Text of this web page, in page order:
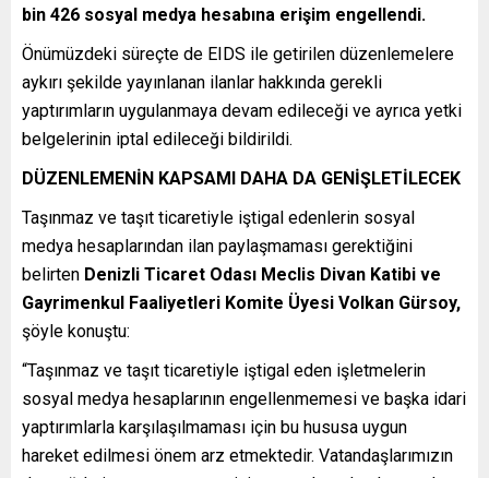
bin 426 sosyal medya hesabına erişim engellendi.
Önümüzdeki süreçte de EIDS ile getirilen düzenlemelere
aykırı şekilde yayınlanan ilanlar hakkında gerekli
yaptırımların uygulanmaya devam edileceği ve ayrıca yetki
belgelerinin iptal edileceği bildirildi.
DÜZENLEMENİN KAPSAMI DAHA DA GENİŞLETİLECEK
Taşınmaz ve taşıt ticaretiyle iştigal edenlerin sosyal
medya hesaplarından ilan paylaşmaması gerektiğini
belirten Denizli Ticaret Odası Meclis Divan Katibi ve
Gayrimenkul Faaliyetleri Komite Üyesi Volkan Gürsoy,
şöyle konuştu:
“Taşınmaz ve taşıt ticaretiyle iştigal eden işletmelerin
sosyal medya hesaplarının engellenmemesi ve başka idari
yaptırımlarla karşılaşılmaması için bu hususa uygun
hareket edilmesi önem arz etmektedir. Vatandaşlarımızın